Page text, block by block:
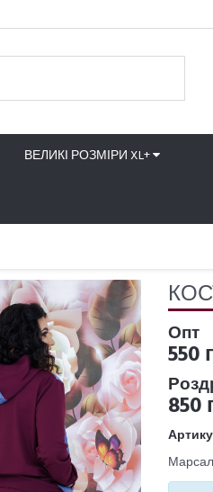
ВЕЛИКІ РОЗМІРИ XL+
Опт
550
850